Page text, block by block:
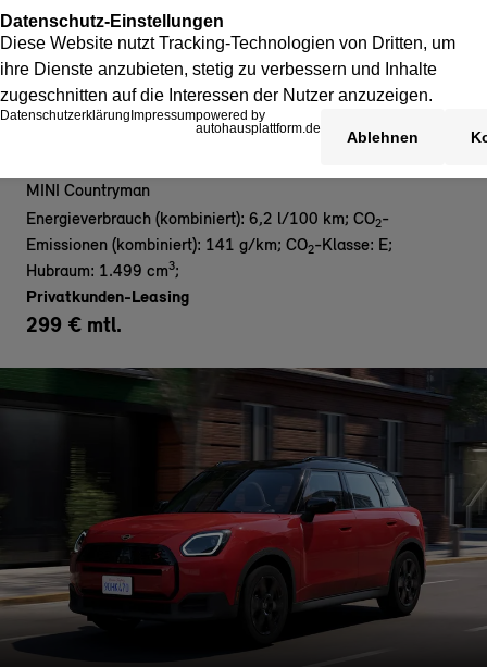
MINI Countryman
Energieverbrauch (kombiniert): 6,2 l/100 km; CO2-
Emissionen (kombiniert): 141 g/km; CO2-Klasse: E;
Hubraum: 1.499 cm3;
Privatkunden-Leasing
299 € mtl.